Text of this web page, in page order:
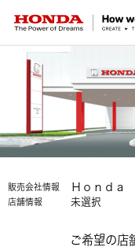
販売会社情報 Ｈｏｎｄ
店舗情報 未選択
ご希望の店